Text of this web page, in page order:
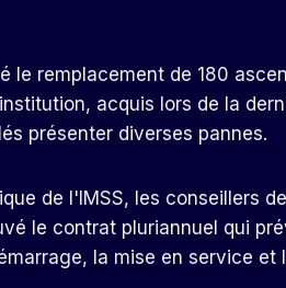
le remplacement de 180
acquis lors de la
présenter diverses pannes.
de l'IMSS, les conseillers
le contrat pluriannuel qui
la mise en service et